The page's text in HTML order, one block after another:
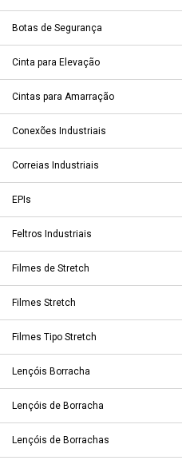
Botas de Segurança
Cinta para Elevação
Cintas para Amarração
Conexões Industriais
Correias Industriais
EPIs
Feltros Industriais
Filmes de Stretch
Filmes Stretch
Filmes Tipo Stretch
Lençóis Borracha
Lençóis de Borracha
Lençóis de Borrachas